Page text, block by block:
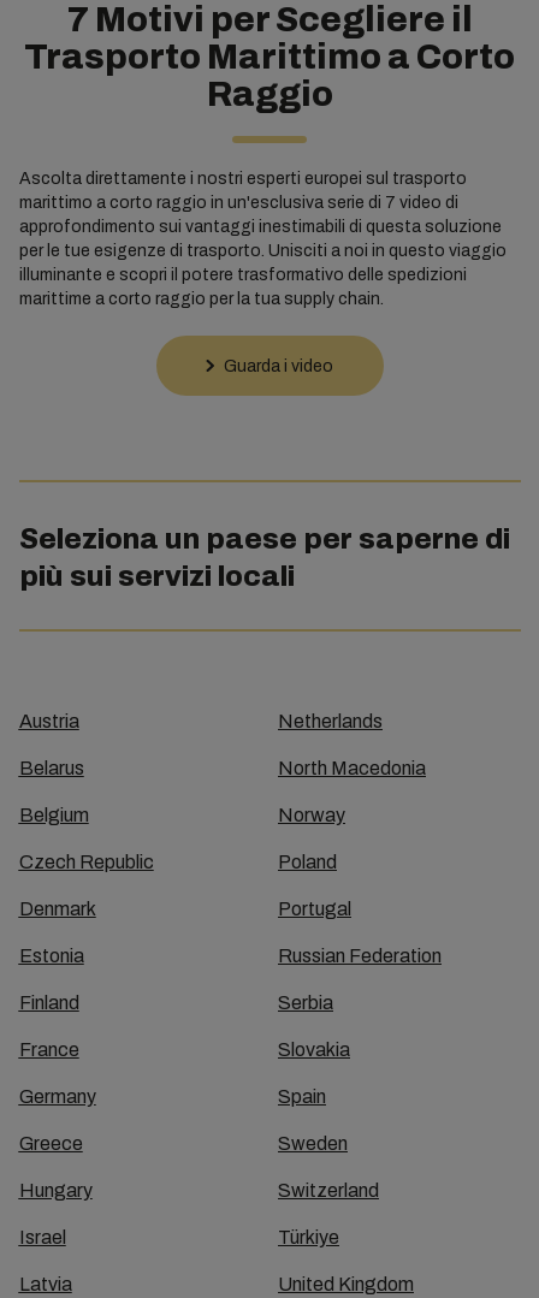
7 Motivi per Scegliere il
Trasporto Marittimo a Corto
Raggio
Ascolta direttamente i nostri esperti europei sul trasporto
marittimo a corto raggio in un'esclusiva serie di 7 video di
approfondimento sui vantaggi inestimabili di questa soluzione
per le tue esigenze di trasporto. Unisciti a noi in questo viaggio
illuminante e scopri il potere trasformativo delle spedizioni
marittime a corto raggio per la tua supply chain.
Guarda i video
Seleziona un paese per saperne di
più sui servizi locali
Austria
Belarus
Belgium
Czech Republic
Denmark
Estonia
Finland
France
Germany
Greece
Hungary
Israel
Latvia
Netherlands
North Macedonia
Norway
Poland
Portugal
Russian Federation
Serbia
Slovakia
Spain
Sweden
Switzerland
Türkiye
United Kingdom